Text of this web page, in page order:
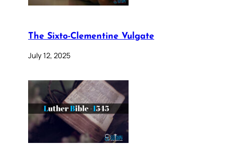
The Sixto-Clementine Vulgate
July 12, 2025